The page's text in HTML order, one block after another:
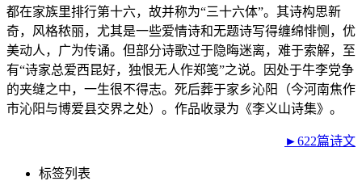
都在家族里排行第十六，故并称为“三十六体”。其诗构思新
奇，风格秾丽，尤其是一些爱情诗和无题诗写得缠绵悱恻，优
美动人，广为传诵。但部分诗歌过于隐晦迷离，难于索解，至
有“诗家总爱西昆好，独恨无人作郑笺”之说。因处于牛李党争
的夹缝之中，一生很不得志。死后葬于家乡沁阳（今河南焦作
市沁阳与博爱县交界之处）。作品收录为《李义山诗集》。
►622篇诗文
标签列表